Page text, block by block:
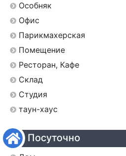
Особняк
Офис
Парикмахерская
Помещение
Ресторан, Кафе
Склад
Студия
таун-хаус
Посуточно